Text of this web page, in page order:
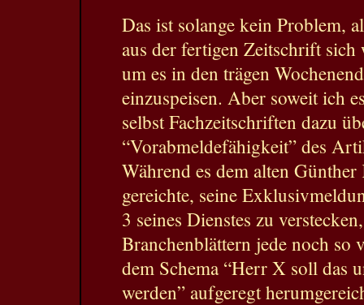
Das ist solange kein Problem,
aus der fertigen Zeitschrift sich
um es in den trägen
einzuspeisen. Aber soweit ich
selbst Fachzeitschriften dazu
“Vorabmeldefähigkeit” des
Während es dem alten
gereichte, seine
3 seines Dienstes zu
Branchenblättern jede noch so
dem Schema “Herr X soll das
werden” aufgeregt